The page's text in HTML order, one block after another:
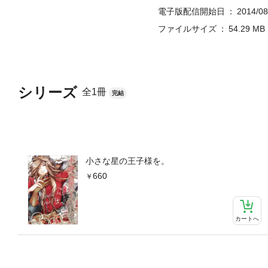
シリーズ 全1冊 完結
小さな星の王子様を。
660
カートへ
電子版配信開始日
2014/
ファイルサイズ
54.29 MB